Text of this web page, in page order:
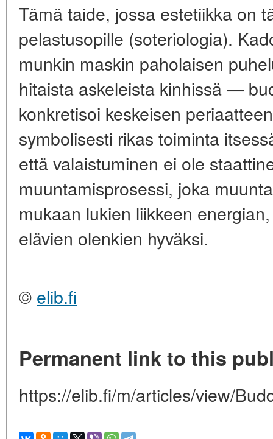
Tämä taide, jossa estetiikka on
pelastusopille (soteriologia).
munkin maskin paholaisen
hitaista askeleista kinhissä —
konkretisoi keskeisen
symbolisesti rikas toiminta
että valaistuminen ei ole
muuntamisprosessi, joka
mukaan lukien liikkeen
elävien olenkien hyväksi.
© elib.fi
Permanent link to this
https://elib.fi/m/articles/view/